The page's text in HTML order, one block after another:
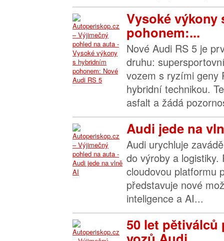
Vysoké výkony
pohonem:...
Nové Audi RS 5 je
druhu:
vozem s ryzími geny
hybridní technikou.
asfalt a žádá
Audi jede na
Audi urychluje
do výroby a
cloudovou platformu
představuje nové
inteligence a AI...
50 let